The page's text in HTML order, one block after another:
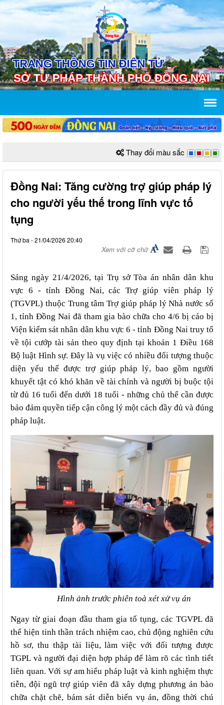
Thay đổi màu sắc
Đồng Nai: Tăng cường trợ giúp pháp lý
cho người yếu thế trong lĩnh vực tố
tụng
Thứ ba - 21/04/2026 20:40
Xem với cỡ chữ
Sáng ngày 21/4/2026, tại Trụ sởTòa án nhân dân khu
vực 6 - tỉnh Đồng Nai,các Trợ giúp viên pháp lý
(TGVPL) thuộc Trung tâm Trợ giúp pháp lý Nhà nước số
1, tỉnh Đồng Nai đã tham gia bào chữa cho 4/6 bị cáo bị
Viện kiểm sát nhân dân khu vực 6 - tỉnh Đồng Nai truytố
về tội cướp tài sản theo quy định tại khoản 1 Điều 168
Bộ luật Hình sự. Đây là vụ việc có nhiều đối tượng thuộc
diện yếu thế được trợ giúp pháp lý, bao gồm người
khuyết tật có khó khăn về tài chínhvà người bị buộc tội
từ đủ 16 tuổi đến dưới 18 tuổi - những chủ thể cần được
bảo đảm quyền tiếp cận công lý một cách đầy đủ và đúng
pháp luật.
Hình ảnh trước phiên toà xét xử vụ án
Ngay từ giai đoạn đầu tham gia tố tụng, các TGVPL đã
thể hiện tinh thần trách nhiệm cao, chủ động nghiên cứu
hồ sơ, thu thập tài liệu, làm việc với đối tượng được
TGPL và người đại diện hợp pháp để làm rõ các tình tiết
liên quan. Với sự am hiểu pháp luật và kinh nghiệm thực
tiễn, đội ngũ trợ giúp viên đã xây dựng phương án bào
chữa chặt chẽ, bám sát diễn biến vụ án, đồng thời chú